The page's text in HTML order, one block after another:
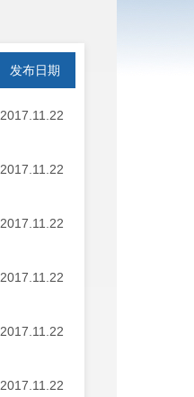
发布日期
2017.11.22
2017.11.22
2017.11.22
2017.11.22
2017.11.22
2017.11.22